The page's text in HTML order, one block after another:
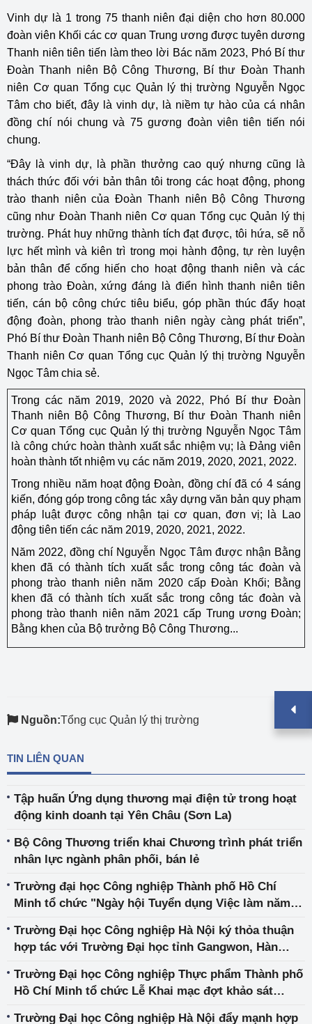
Vinh dự là 1 trong 75 thanh niên đại diện cho hơn 80.000
đoàn viên Khối các cơ quan Trung ương được tuyên dương
Thanh niên tiên tiến làm theo lời Bác năm 2023, Phó Bí thư
Đoàn Thanh niên Bộ Công Thương, Bí thư Đoàn Thanh
niên Cơ quan Tổng cục Quản lý thị trường Nguyễn Ngọc
Tâm cho biết, đây là vinh dự, là niềm tự hào của cá nhân
đồng chí nói chung và 75 gương đoàn viên tiên tiến nói
chung.
“Đây là vinh dự, là phần thưởng cao quý nhưng cũng là
thách thức đối với bản thân tôi trong các hoạt động, phong
trào thanh niên của Đoàn Thanh niên Bộ Công Thương
cũng như Đoàn Thanh niên Cơ quan Tổng cục Quản lý thị
trường. Phát huy những thành tích đạt được, tôi hứa, sẽ nỗ
lực hết mình và kiên trì trong mọi hành động, tự rèn luyện
bản thân để cống hiến cho hoạt động thanh niên và các
phong trào Đoàn, xứng đáng là điển hình thanh niên tiên
tiến, cán bộ công chức tiêu biểu, góp phần thúc đẩy hoạt
động đoàn, phong trào thanh niên ngày càng phát triển”,
Phó Bí thư Đoàn Thanh niên Bộ Công Thương, Bí thư Đoàn
Thanh niên Cơ quan Tổng cục Quản lý thị trường Nguyễn
Ngọc Tâm chia sẻ.
Trong các năm 2019, 2020 và 2022, Phó Bí thư Đoàn
Thanh niên Bộ Công Thương, Bí thư Đoàn Thanh niên
Cơ quan Tổng cục Quản lý thị trường Nguyễn Ngọc Tâm
là công chức hoàn thành xuất sắc nhiệm vụ; là Đảng viên
hoàn thành tốt nhiệm vụ các năm 2019, 2020, 2021, 2022.
Trong nhiều năm hoạt động Đoàn, đồng chí đã có 4 sáng
kiến, đóng góp trong công tác xây dựng văn bản quy phạm
pháp luật được công nhận tại cơ quan, đơn vị; là Lao
động tiên tiến các năm 2019, 2020, 2021, 2022.
Năm 2022, đồng chí Nguyễn Ngọc Tâm được nhận Bằng
khen đã có thành tích xuất sắc trong công tác đoàn và
phong trào thanh niên năm 2020 cấp Đoàn Khối; Bằng
khen đã có thành tích xuất sắc trong công tác đoàn và
phong trào thanh niên năm 2021 cấp Trung ương Đoàn;
Bằng khen của Bộ trưởng Bộ Công Thương...
Nguồn:Tổng cục Quản lý thị trường
TIN LIÊN QUAN
Tập huấn Ứng dụng thương mại điện tử trong hoạt
động kinh doanh tại Yên Châu (Sơn La)
Bộ Công Thương triển khai Chương trình phát triển
nhân lực ngành phân phối, bán lẻ
Trường đại học Công nghiệp Thành phố Hồ Chí
Minh tổ chức "Ngày hội Tuyển dụng Việc làm năm
Trường Đại học Công nghiệp Hà Nội ký thỏa thuận
hợp tác với Trường Đại học tỉnh Gangwon, Hàn
Trường Đại học Công nghiệp Thực phẩm Thành phố
Hồ Chí Minh tổ chức Lễ Khai mạc đợt khảo sát
Trường Đại học Công nghiệp Hà Nội đẩy mạnh hợp